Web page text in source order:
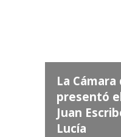
La
presentó
Juan
Lucía